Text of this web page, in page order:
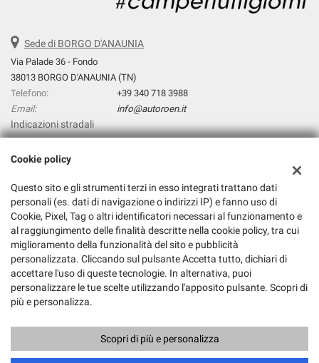
Sede di BORGO D'ANAUNIA
Via Palade 36 - Fondo
38013 BORGO D'ANAUNIA (TN)
Telefono:
+39 340 718 3988
Email:
info@autoroen.it
Indicazioni stradali
Autoroen.It Di Giuliano Pezzini
Via Palade 36, Fondo (TN)
C.F/P.IVA: 01845640224
Registro delle imprese:TN
Copyright © 2026 GestionaleAuto.com S.r.l., Tutti i diritti riservati -
Leggi l'informativa sulla privacy-Cookie Policy
Cookie policy
Questo sito e gli strumenti terzi in esso integrati trattano dati
personali (es. dati di navigazione o indirizzi IP) e fanno uso di
Cookie, Pixel, Tag o altri identificatori necessari al funzionamento e
al raggiungimento delle finalità descritte nella cookie policy, tra cui
miglioramento della funzionalità del sito e pubblicità
personalizzata. Cliccando sul pulsante Accetta tutto, dichiari di
accettare l'uso di queste tecnologie. In alternativa, puoi
personalizzare le tue scelte utilizzando l'apposito pulsante. Scopri di
più e personalizza.
Scopri di più e personalizza